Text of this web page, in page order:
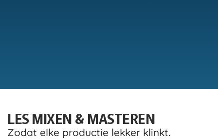
LES MIXEN & MASTEREN
Zodat elke productie lekker klinkt.